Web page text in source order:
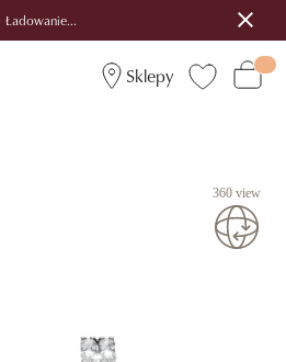
Ładowanie...
Sklepy
360 view